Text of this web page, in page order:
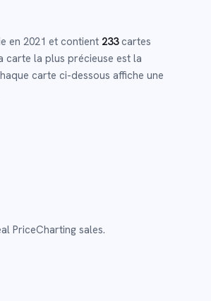
en 2021 et contient 233cartes
carte la plus précieuse est la
carte ci-dessous affiche une
PriceCharting sales.